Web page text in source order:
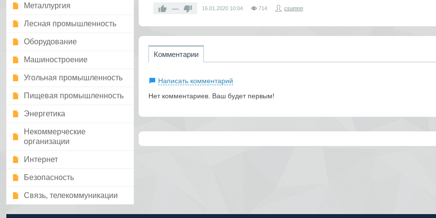
Металлургия
Лесная промышленность
Оборудование
Машиностроение
Угольная промышленность
Пищевая промышленность
Энергетика
Некоммерческие
организации
Интернет
Безопасность
Связь, телекоммуникации
— 16.01.2020 10:04 714 csumnn
Комментарии
Написать комментарий
Нет комментариев. Ваш будет первым!